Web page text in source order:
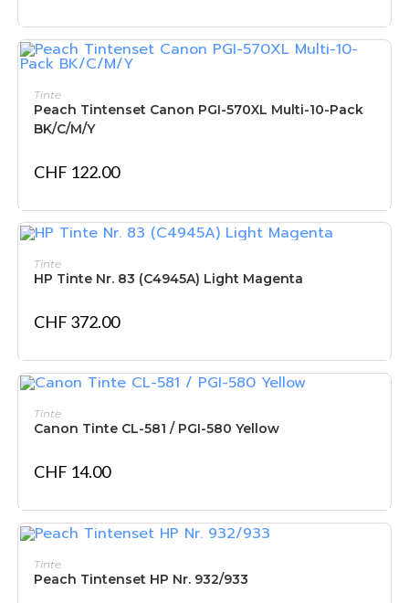
Tinte
Peach Tintenset Canon PGI-570XL Multi-10-Pack
BK/C/M/Y
CHF 122.00
Tinte
HP Tinte Nr. 83 (C4945A) Light Magenta
CHF 372.00
Tinte
Canon Tinte CL-581 / PGI-580 Yellow
CHF 14.00
Tinte
Peach Tintenset HP Nr. 932/933